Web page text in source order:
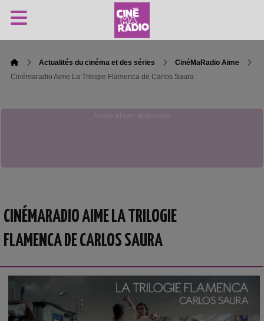
Actualités du cinéma et des séries
CinéMaRadio Aime
Cinémaradio Aime La Trilogie Flamenca de Carlos Saura
Aucun player disponible
CINÉMARADIO AIME LA TRILOGIE
FLAMENCA DE CARLOS SAURA